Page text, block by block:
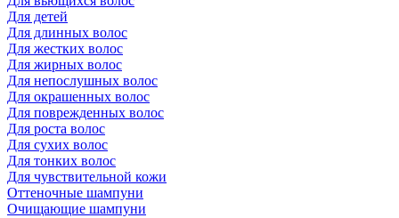
Для детей
Для длинных волос
Для жестких волос
Для жирных волос
Для непослушных волос
Для окрашенных волос
Для поврежденных волос
Для роста волос
Для сухих волос
Для тонких волос
Для чувствительной кожи
Оттеночные шампуни
Очищающие шампуни